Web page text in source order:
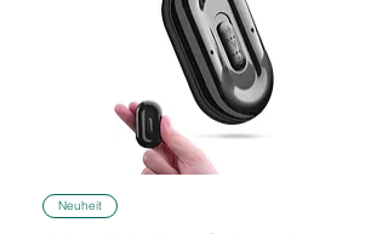
Umgebungsgeräusche aufzeichnen
    Batteriebetrieb: Viele Mini-Wanzen sind
batteriebetrieben, was ihre Platzierung
und Verwendung in verschiedenen
Umgebungen erleichtert.
Neuheit